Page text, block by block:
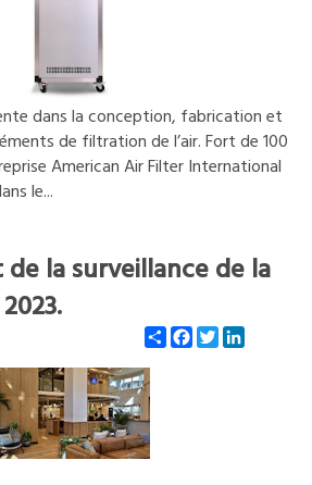
dans la conception, fabrication et
de filtration de l’air. Fort de 100
American Air Filter International
le...
la surveillance de la
ShareFacebook
Twitter